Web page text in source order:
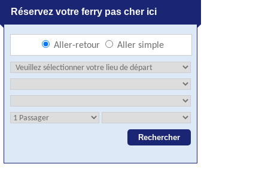
Réservez votre ferry pas cher ici
Aller-retour Aller simple